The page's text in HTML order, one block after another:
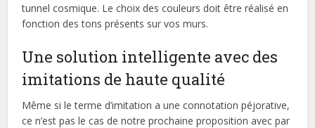
tunnel cosmique. Le choix des couleurs doit être réalisé en
fonction des tons présents sur vos murs.
Une solution intelligente avec des
imitations de haute qualité
Même si le terme d’imitation a une connotation péjorative,
ce n’est pas le cas de notre prochaine proposition avec par